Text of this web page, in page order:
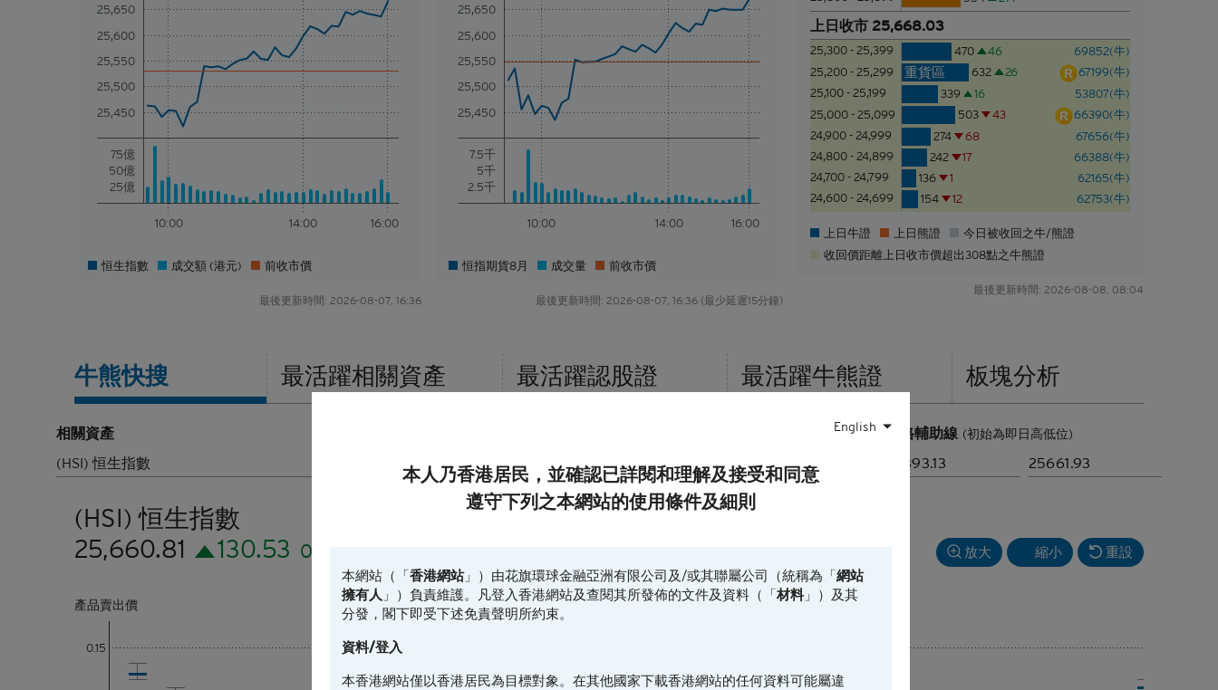
English
本人乃香港居民，並確認已詳閱和理解及接受和同意
遵守下列之本網站的使用條件及細則
本網站（「香港網站」）由花旗環球金融亞洲有限公司及/或其聯屬公司（統稱為「網站
擁有人 」）負責維護。凡登入香港網站及查閱其所發佈的文件及資料（「材料」）及其
分發，閣下即受下述免責聲明所約束。
資料/登入
本香港網站僅以香港居民為目標對象。在其他國家下載香港網站的任何資料可能屬違
10:00 14:00 16:00
25,450
25,500
25,550
25,600
25,650
25億
50億
75億
恒生指數 成交額 (港元) 前收市價
最後更新時間: 2026-08-07, 16:36
10:00 14:00 16:00
25,450
25,500
25,550
25,600
25,650
2.5千
5千
7.5千
恒指期貨8月 成交量 前收市價
最後更新時間: 2026-08-07, 16:36 (最少延遲15分鐘)
上日收市 25,668.03
25,300 - 25,399 470 46
69852(牛)
25,200 - 25,299
重貨區 632 26
67199(牛)
25,100 - 25,199
339 16
53807(牛)
25,000 - 25,099
503 43
66390(牛)
24,900 - 24,999
274 68
67656(牛)
24,800 - 24,899
242 17
66388(牛)
24,700 - 24,799
136 1
62165(牛)
24,600 - 24,699
154 12 62753(牛)
上日牛證 上日熊證
今日被收回之牛/熊證
收回價距離上日收市價超出308點之牛熊證
最後更新時間: 2026-08-08, 08:04
牛熊快搜 最活躍相關資產 最活躍認股證 最活躍牛熊證 板塊分析
相關資產
(HSI) 恒生指數
價格輔助線 (初始為即日高低位)
(HSI) 恒生指數
25,660.81
130.53 0.51% 放大 縮小 重設
0.15
現價: 25,660.81
產品賣出價